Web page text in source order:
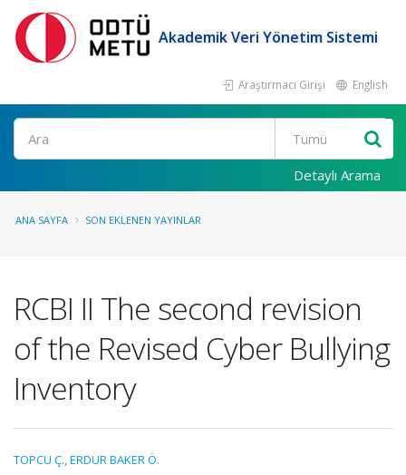
Akademik Veri Yönetim Sistemi
Araştırmacı Girişi English
Ara
Detaylı Arama
ANA SAYFA SON EKLENEN YAYINLAR
RCBI II The second revision
of the Revised Cyber Bullying
Inventory
TOPCU Ç.,ERDUR BAKER Ö.